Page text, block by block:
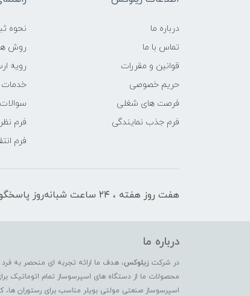
درباره ما
تماس با ما
قوانین و مقررات
حریم خصوصی
فرصت های شغلی
فرم جذب نمایندگی
نحوه
روش
رویه
فرم
فرم
هفت روز هفته ، ۲۴ ساعت شبانه‌روز پاسخگوی شما هستیم
درباره ما
در شرکت زیلوکس، هدف ما ارائه تجربه ای منحصر به
محصولات ما از دستگاه های اسپرسوساز تمام اتوماتیک
اسپرسوساز صنعتی مولتی بویلر مناسب برای رستوران ها،